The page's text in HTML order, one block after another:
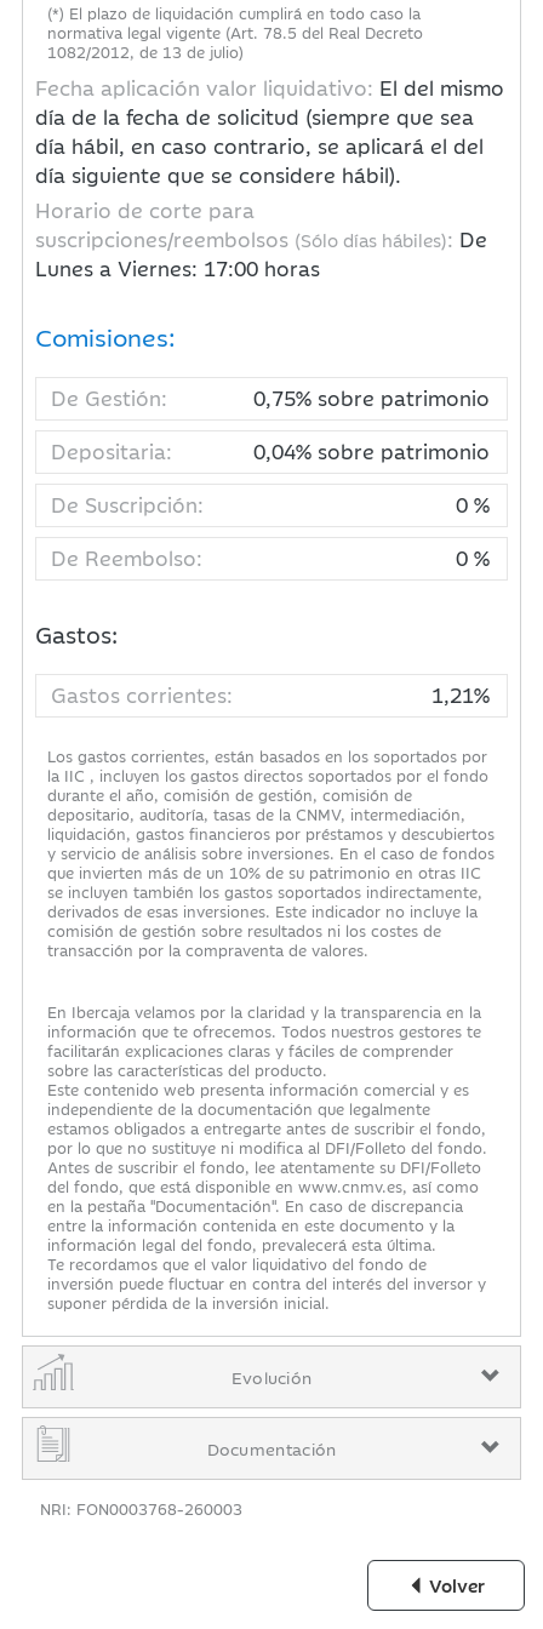
(*) El plazo de liquidación cumplirá en todo caso la
normativa legal vigente (Art. 78.5 del Real Decreto
1082/2012, de 13 de julio)
Fecha aplicación valor liquidativo: El del mismo
día de la fecha de solicitud (siempre que sea
día hábil, en caso contrario, se aplicará el del
día siguiente que se considere hábil).
Horario de corte para
suscripciones/reembolsos (Sólo días hábiles): De
Lunes a Viernes: 17:00 horas
Comisiones:
De Gestión:
0,75% sobre patrimonio
Depositaria:
0,04% sobre patrimonio
De Suscripción:
0 %
De Reembolso:
0 %
Gastos:
Gastos corrientes: 1,21%
Los gastos corrientes, están basados en los soportados por
la IIC , incluyen los gastos directos soportados por el fondo
durante el año, comisión de gestión, comisión de
depositario, auditoría, tasas de la CNMV, intermediación,
liquidación, gastos financieros por préstamos y descubiertos
y servicio de análisis sobre inversiones. En el caso de fondos
que invierten más de un 10% de su patrimonio en otras IIC
se incluyen también los gastos soportados indirectamente,
derivados de esas inversiones. Este indicador no incluye la
comisión de gestión sobre resultados ni los costes de
transacción por la compraventa de valores.
En Ibercaja velamos por la claridad y la transparencia en la
información que te ofrecemos. Todos nuestros gestores te
facilitarán explicaciones claras y fáciles de comprender
sobre las características del producto.
Este contenido web presenta información comercial y es
independiente de la documentación que legalmente
estamos obligados a entregarte antes de suscribir el fondo,
por lo que no sustituye ni modifica al DFI/Folleto del fondo.
Antes de suscribir el fondo, lee atentamente su DFI/Folleto
del fondo, que está disponible en www.cnmv.es, así como
en la pestaña "Documentación". En caso de discrepancia
entre la información contenida en este documento y la
información legal del fondo, prevalecerá esta última.
Te recordamos que el valor liquidativo del fondo de
inversión puede fluctuar en contra del interés del inversor y
suponer pérdida de la inversión inicial.
Evolución
Documentación
NRI: FON0003768-260003
Volver